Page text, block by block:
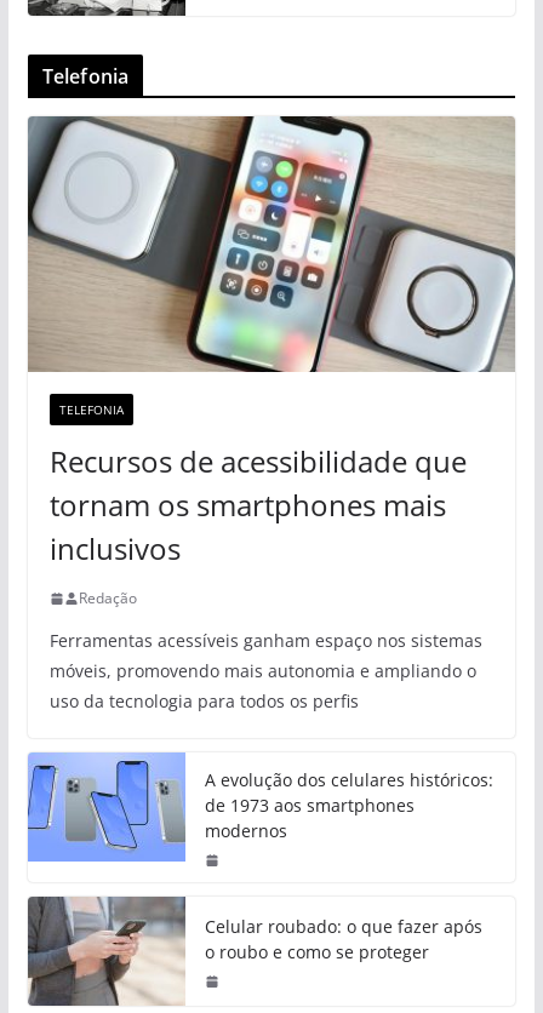
Telefonia
TELEFONIA
Recursos de acessibilidade que
tornam os smartphones mais
inclusivos
Redação
Ferramentas acessíveis ganham espaço nos sistemas
móveis, promovendo mais autonomia e ampliando o
uso da tecnologia para todos os perfis
A evolução dos celulares históricos:
de 1973 aos smartphones
modernos
Celular roubado: o que fazer após
o roubo e como se proteger